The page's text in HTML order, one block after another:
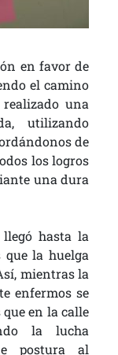
en favor de
el camino
una
utilizando
de
los logros
una dura
hasta la
que la huelga
mientras la
enfermos se
en la calle
la lucha
postura al